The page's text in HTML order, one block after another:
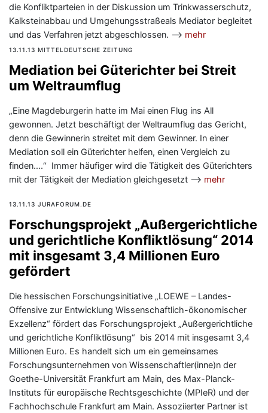
die Konfliktparteien in der Diskussion um Trinkwasserschutz,
Kalksteinabbau und Umgehungsstraßeals Mediator begleitet
und das Verfahren jetzt abgeschlossen. —> mehr
13.11.13 MITTELDEUTSCHE ZEITUNG
Mediation bei Güterichter bei Streit
um Weltraumflug
„Eine Magdeburgerin hatte im Mai einen Flug ins All
gewonnen. Jetzt beschäftigt der Weltraumflug das Gericht,
denn die Gewinnerin streitet mit dem Gewinner. In einer
Mediation soll ein Güterichter helfen, einen Vergleich zu
finden….“ Immer häufiger wird die Tätigkeit des Güterichters
mit der Tätigkeit der Mediation gleichgesetzt —> mehr
13.11.13 JURAFORUM.DE
Forschungsprojekt „Außergerichtliche
und gerichtliche Konfliktlösung“ 2014
mit insgesamt 3,4 Millionen Euro
gefördert
Die hessischen Forschungsinitiative „LOEWE – Landes-
Offensive zur Entwicklung Wissenschaftlich-ökonomischer
Exzellenz“ fördert das Forschungsprojekt „Außergerichtliche
und gerichtliche Konfliktlösung“ bis 2014 mit insgesamt 3,4
Millionen Euro. Es handelt sich um ein gemeinsames
Forschungsunternehmen von Wissenschaftler(inne)n der
Goethe-Universität Frankfurt am Main, des Max-Planck-
Instituts für europäische Rechtsgeschichte (MPIeR) und der
Fachhochschule Frankfurt am Main. Assoziierter Partner ist